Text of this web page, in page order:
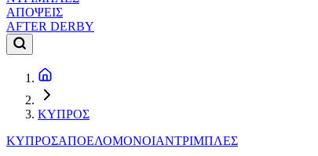
ΑΠΟΨΕΙΣ
AFTER DERBY
ΚΥΠΡΟΣ
ΚΥΠΡΟΣΑΠΟΕΛΟΜΟΝΟΙΑΝΤΡΙΜΠΛΕΣ